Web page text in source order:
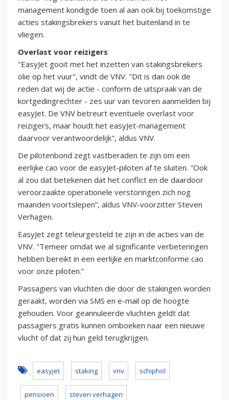
management kondigde toen al aan ook bij toekomstige
acties stakingsbrekers vanuit het buitenland in te
vliegen.
Overlast voor reizigers
"EasyJet gooit met het inzetten van stakingsbrekers
olie op het vuur", vindt de VNV. "Dit is dan ook de
reden dat wij de actie - conform de uitspraak van de
kortgedingrechter - zes uur van tevoren aanmelden bij
easyJet. De VNV betreurt eventuele overlast voor
reizigers, maar houdt het easyJet-management
daarvoor verantwoordelijk", aldus VNV.
De pilotenbond zegt vastberaden te zijn om een
eerlijke cao voor de easyJet-piloten af te sluiten. "Ook
al zou dat betekenen dat het conflict en de daardoor
veroorzaakte operationele verstoringen zich nog
maanden voortslepen”, aldus VNV-voorzitter Steven
Verhagen.
EasyJet zegt teleurgesteld te zijn in de acties van de
VNV. "Temeer omdat we al significante verbeteringen
hebben bereikt in een eerlijke en marktconforme cao
voor onze piloten.”
Passagiers van vluchten die door de stakingen worden
geraakt, worden via SMS en e-mail op de hoogte
gehouden. Voor geannuleerde vluchten geldt dat
passagiers gratis kunnen omboeken naar een nieuwe
vlucht of dat zij hun geld terugkrijgen.
easyjet staking vnv schiphol
pensioen steven verhagen